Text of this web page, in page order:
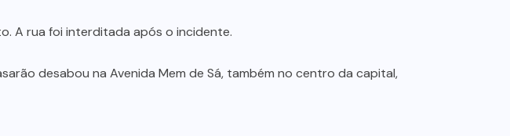
A rua foi interditada após o incidente.
desabou na Avenida Mem de Sá, também no centro da capital,